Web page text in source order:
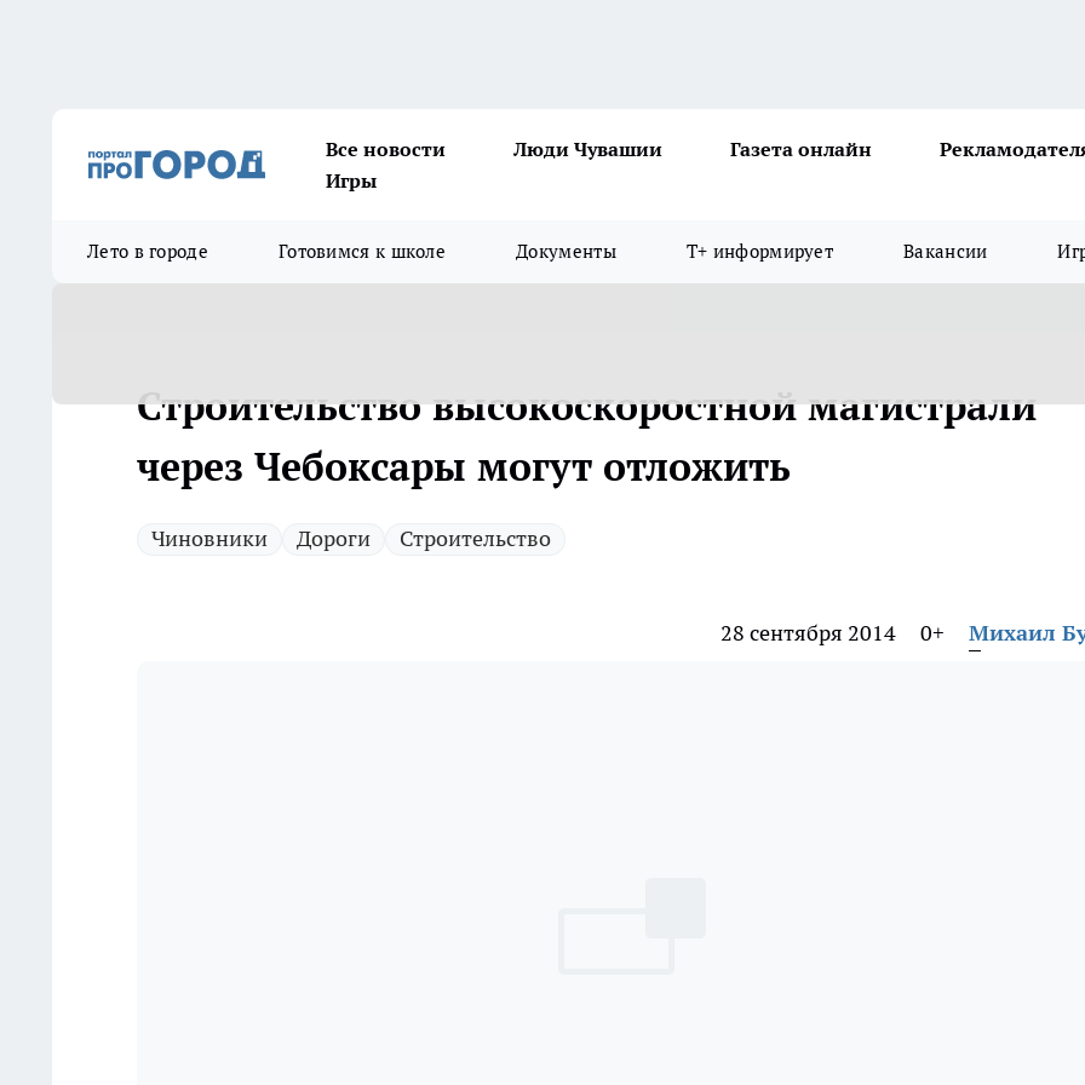
Все новости Люди Чувашии Газета онлайн
Игры
Лето в городе Готовимся к школе Документы Т+ информирует Вакансии
Строительство высокоскоростной магистрали
через Чебоксары могут отложить
Чиновники Дороги Строительство
28 сентября 2014 0+ Михаил